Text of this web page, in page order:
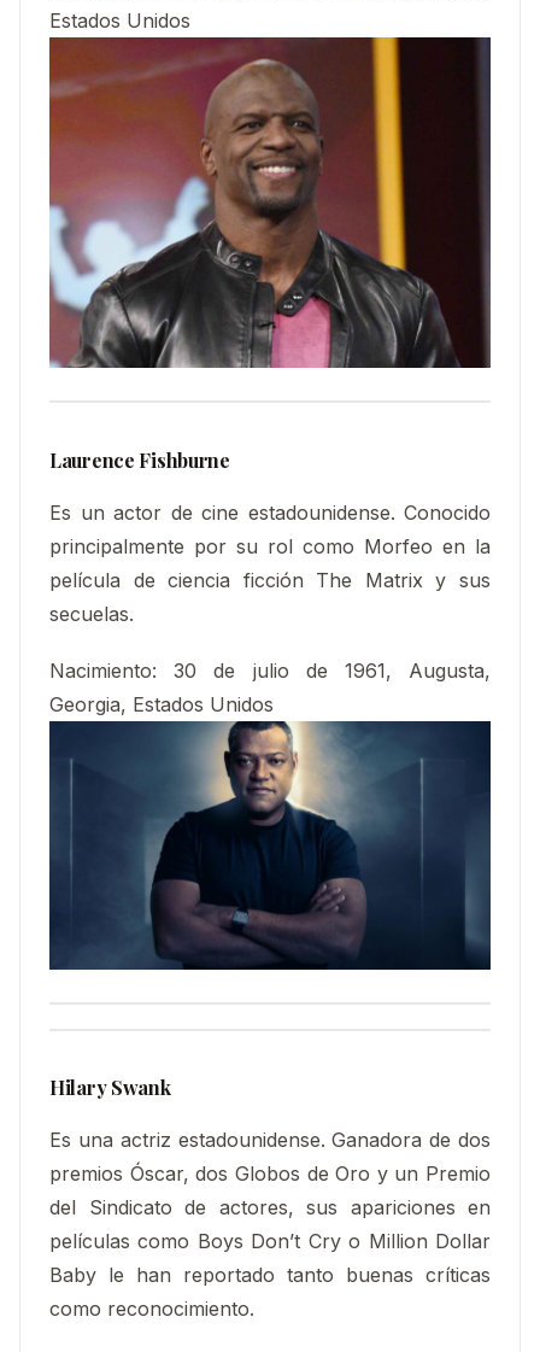
Estados Unidos
Laurence Fishburne
Es un actor de cine estadounidense. Conocido
principalmente por su rol como Morfeo en la
película de ciencia ficción The Matrix y sus
secuelas.
Nacimiento:30 de julio de 1961, Augusta,
Georgia, Estados Unidos
Hilary Swank
Es una actriz estadounidense. Ganadora de dos
premios Óscar, dos Globos de Oro y un Premio
del Sindicato de actores, sus apariciones en
películas como Boys Don’t Cry o Million Dollar
Baby le han reportado tanto buenas críticas
como reconocimiento.